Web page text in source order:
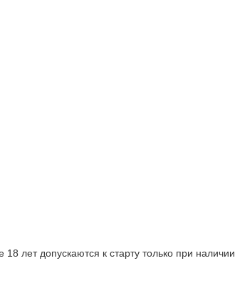
лет допускаются к старту только при наличии